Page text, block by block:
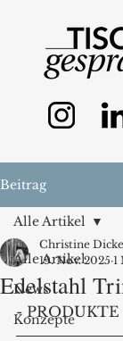
Beitrag
Alle Artikel
News
Konzepte
Alle Artikel
Edelstahl
Christine
19. Nov. 2025 1
- PRODUKTE